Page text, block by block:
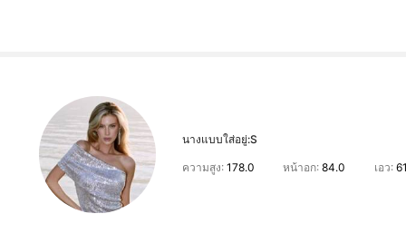
นางแบบใส่อยู่:S
ความสูง: 178.0 หน้าอก:84.0 เอว: